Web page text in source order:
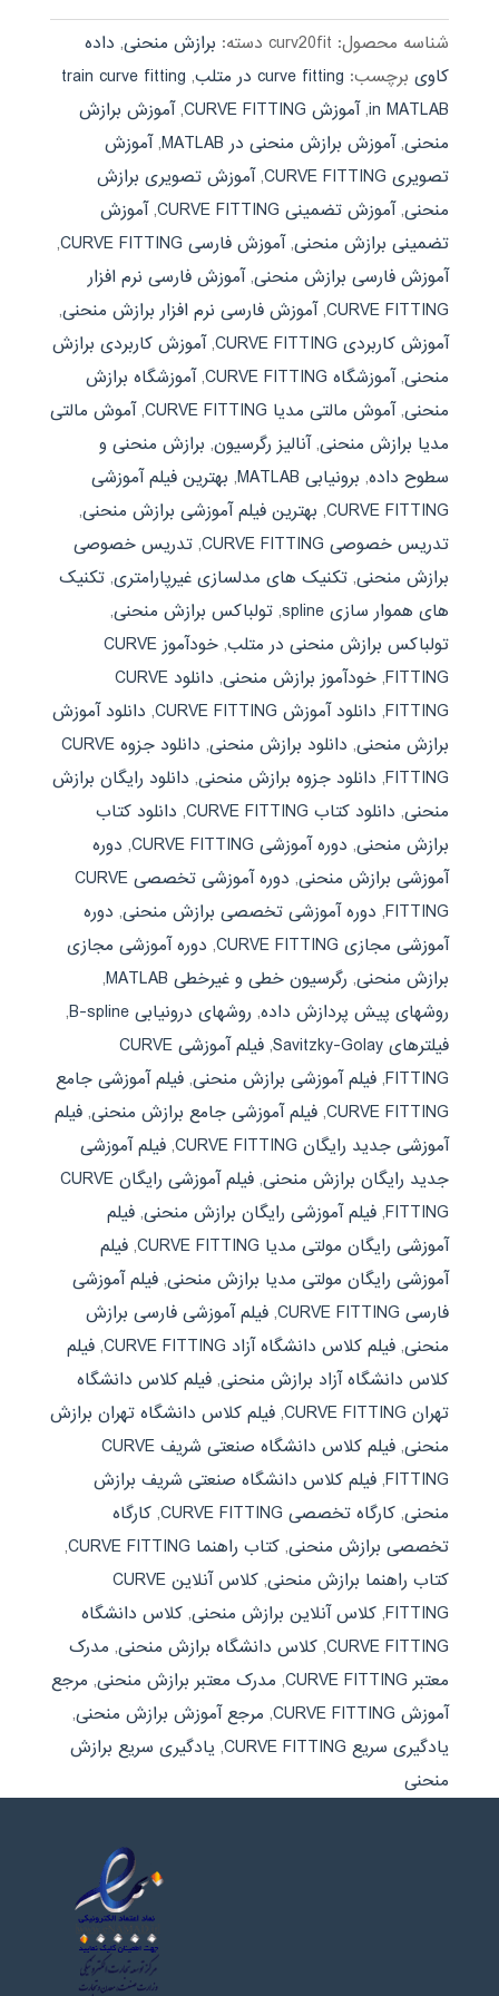
بود.
شناسه محصول: curv20fit دسته: برازش منحنی, داده
کاوی برچسب: curve fitting در متلب ,
train curve fitting
in MATLAB
,آموزش CURVE FITTING ,آموزش برازش
منحنی,آموزش برازش منحنی در MATLAB ,آموزش
تصویری CURVE FITTING
,آموزش تصویری برازش
منحنی,آموزش تضمینی CURVE FITTING ,آموزش
تضمینی برازش منحنی,آموزش فارسی CURVE FITTING
,
آموزش فارسی برازش منحنی,آموزش فارسی نرم افزار
CURVE FITTING
,آموزش فارسی نرم افزار برازش منحنی,
آموزش کاربردی CURVE FITTING
,آموزش کاربردی برازش
منحنی,آموزشگاه CURVE FITTING ,آموزشگاه برازش
منحنی,آموش مالتی مدیا CURVE FITTING ,آموش مالتی
مدیا برازش منحنی,آنالیز رگرسیون, برازش منحنی و
سطوح داده, برونیابی MATLAB , بهترین فیلم آموزشی
CURVE FITTING
, بهترین فیلم آموزشی برازش منحنی,
تدریس خصوصی CURVE FITTING
, تدریس خصوصی
برازش منحنی, تکنیک های مدلسازی غیرپارامتری, تکنیک
های هموار سازی spline
, تولباکس برازش منحنی,
تولباکس برازش منحنی در متلب,
خودآموز CURVE
FITTING
, خودآموز برازش منحنی,
دانلود CURVE
FITTING
, دانلود آموزش CURVE FITTING , دانلود آموزش
برازش منحنی, دانلود برازش منحنی,
دانلود جزوه CURVE
FITTING
, دانلود جزوه برازش منحنی, دانلود رایگان برازش
منحنی, دانلود کتاب CURVE FITTING , دانلود کتاب
برازش منحنی, دوره آموزشی CURVE FITTING , دوره
آموزشی برازش منحنی,
دوره آموزشی تخصصی CURVE
FITTING
, دوره آموزشی تخصصی برازش منحنی, دوره
آموزشی مجازی CURVE FITTING
, دوره آموزشی مجازی
برازش منحنی, رگرسیون خطی و غیرخطی MATLAB
,
روشهای پیش پردازش داده, روشهای درونیابی B-spline
,
فیلترهای Savitzky-Golay
,
فیلم آموزشی CURVE
FITTING
, فیلم آموزشی برازش منحنی, فیلم آموزشی جامع
CURVE FITTING
, فیلم آموزشی جامع برازش منحنی, فیلم
آموزشی جدید رایگان CURVE FITTING
, فیلم آموزشی
جدید رایگان برازش منحنی,
فیلم آموزشی رایگان CURVE
FITTING
, فیلم آموزشی رایگان برازش منحنی, فیلم
آموزشی رایگان مولتی مدیا CURVE FITTING
, فیلم
آموزشی رایگان مولتی مدیا برازش منحنی, فیلم آموزشی
فارسی CURVE FITTING
, فیلم آموزشی فارسی برازش
منحنی, فیلم کلاس دانشگاه آزاد CURVE FITTING , فیلم
کلاس دانشگاه آزاد برازش منحنی, فیلم کلاس دانشگاه
تهران CURVE FITTING
, فیلم کلاس دانشگاه تهران برازش
منحنی,
فیلم کلاس دانشگاه صنعتی شریف CURVE
FITTING
, فیلم کلاس دانشگاه صنعتی شریف برازش
منحنی, کارگاه تخصصی CURVE FITTING , کارگاه
تخصصی برازش منحنی, کتاب راهنما CURVE FITTING
,
کتاب راهنما برازش منحنی,
کلاس آنلاین CURVE
FITTING
, کلاس آنلاین برازش منحنی, کلاس دانشگاه
CURVE FITTING
, کلاس دانشگاه برازش منحنی, مدرک
معتبر CURVE FITTING
, مدرک معتبر برازش منحنی, مرجع
آموزش CURVE FITTING
, مرجع آموزش برازش منحنی,
یادگیری سریع CURVE FITTING
, یادگیری سریع برازش
منحنی